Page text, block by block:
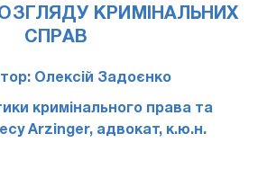
КРИМІНАЛЬНИХ
СПРАВ
Олексій Задоєнко
кримінального права та
Arzinger, адвокат, к.ю.н.